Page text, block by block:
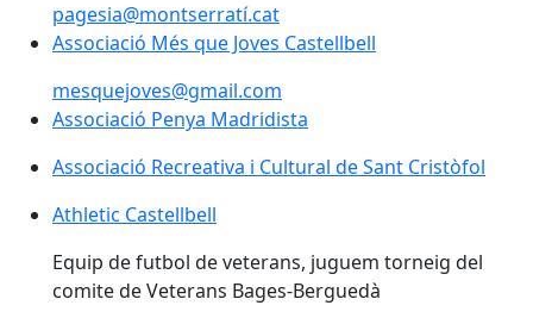
pagesia@montserratí.cat
Associació Més que Joves Castellbell
Associació Més que Joves Castellbell
mesquejoves@gmail.com
Associació Penya Madridista
Associació Recreativa i Cultural de Sant Cristòfol
Athletic Castellbell
Equip de futbol de veterans, juguem torneig del
comite de Veterans Bages-Berguedà